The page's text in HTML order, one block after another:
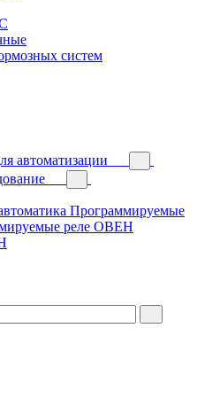
систем
автоматизации
Программируемые
реле ОВЕН